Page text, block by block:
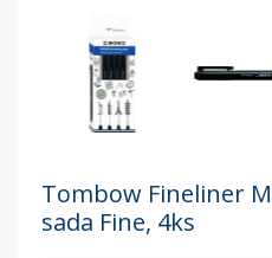
Tombow Fineliner
sada Fine, 4ks